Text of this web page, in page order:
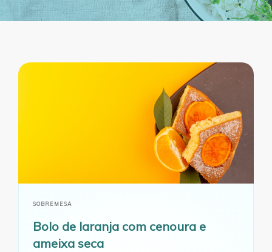
SOBREMESA
Bolo de laranja com cenoura e
ameixa seca